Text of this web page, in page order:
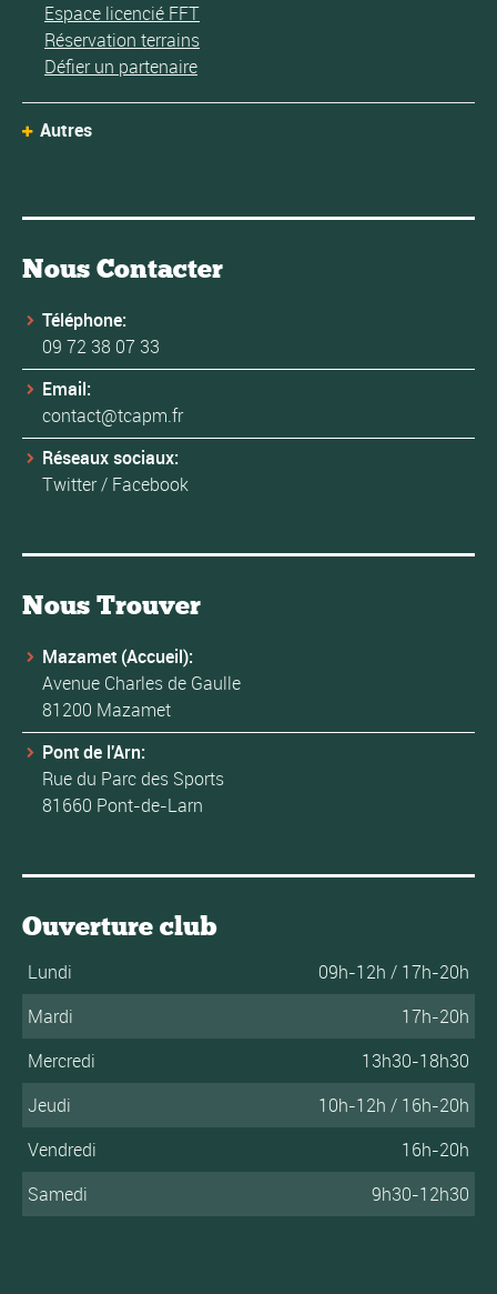
Espace licencié FFT
Réservation terrains
Défier un partenaire
Autres
Nous Contacter
Téléphone:
09 72 38 07 33
Email:
contact@tcapm.fr
Réseaux sociaux:
Twitter/ Facebook
Nous Trouver
Mazamet (Accueil):
Avenue Charles de Gaulle
81200 Mazamet
Pont de l'Arn:
Rue du Parc des Sports
81660 Pont-de-Larn
Ouverture club
Lundi
09h-12h / 17h-20h
Mardi
17h-20h
Mercredi
13h30-18h30
Jeudi
10h-12h / 16h-20h
Vendredi
16h-20h
Samedi
9h30-12h30